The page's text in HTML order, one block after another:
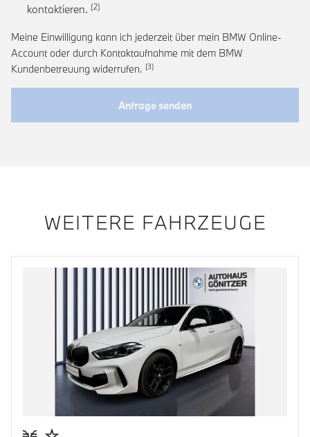
kontaktieren. Link zur Fußnote: Einwilligung zur
Meine Einwilligung kann ich jederzeit über mein BMW Online-
Account oder durch Kontaktaufnahme mit dem BMW
Kundenbetreuung widerrufen. Link zur Fußnote: Widerruf der
Anfrage senden
WEITERE FAHRZEUGE